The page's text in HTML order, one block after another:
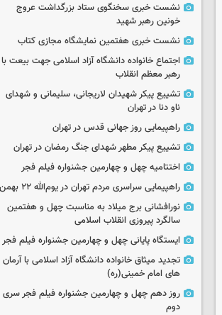
نشست خبری سخنگوی ستاد بزرگداشت عروج
خونین رهبر شهید
نشست خبری هفتمین نمایشگاه مجازی کتاب
اجتماع خانواده دانشگاه آزاد اسلامی جهت بیعت با
رهبر معظم انقلاب
تشییع پیکر شهیدان لاریجانی، سلیمانی و شهدای
ناو دنا در تهران
راهپیمایی روز جهانی قدس در تهران
تشییع پیکر مطهر شهدای جنگ رمضان در تهران
اختتامیه چهل و چهارمین جشنواره فیلم فجر
راهپیمایی سراسری مردم تهران در یوم‌الله ۲۲ بهمن
نورافشانی برج میلاد به مناسبت چهل‌ و هفتمین
سالگرد پیروزی انقلاب اسلامی
ایستگاه پایانی چهل و چهارمین جشنواره فیلم فجر
تجدید میثاق خانواده دانشگاه آزاد اسلامی با آرمان
های امام خمینی(ره)
روز دهم چهل و چهارمین جشنواره فیلم فجر سری
دوم